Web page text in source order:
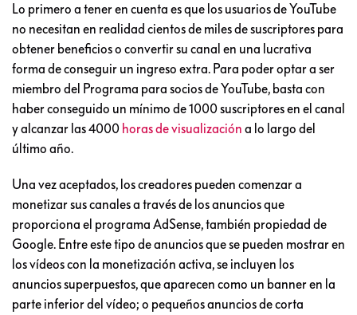
Lo primero a tener en cuenta es que los usuarios de YouTube
no necesitan en realidad cientos de miles de suscriptores para
obtener beneficios o convertir su canal en una lucrativa
forma de conseguir un ingreso extra. Para poder optar a ser
miembro del Programa para socios de YouTube, basta con
haber conseguido un mínimo de 1000 suscriptores en el canal
y alcanzar las 4000 horas de visualización a lo largo del
último año.
Una vez aceptados, los creadores pueden comenzar a
monetizar sus canales a través de los anuncios que
proporciona el programa AdSense, también propiedad de
Google. Entre este tipo de anuncios que se pueden mostrar en
los vídeos con la monetización activa, se incluyen los
anuncios superpuestos, que aparecen como un banner en la
parte inferior del vídeo; o pequeños anuncios de corta